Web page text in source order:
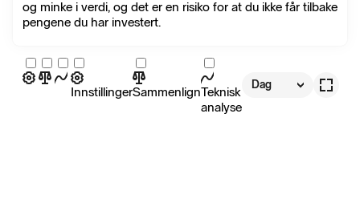
og minke i verdi, og det er en risiko for at du ikke får tilbake
pengene du har investert.
InnstillingerSammenlignTeknisk
analyse
Dag